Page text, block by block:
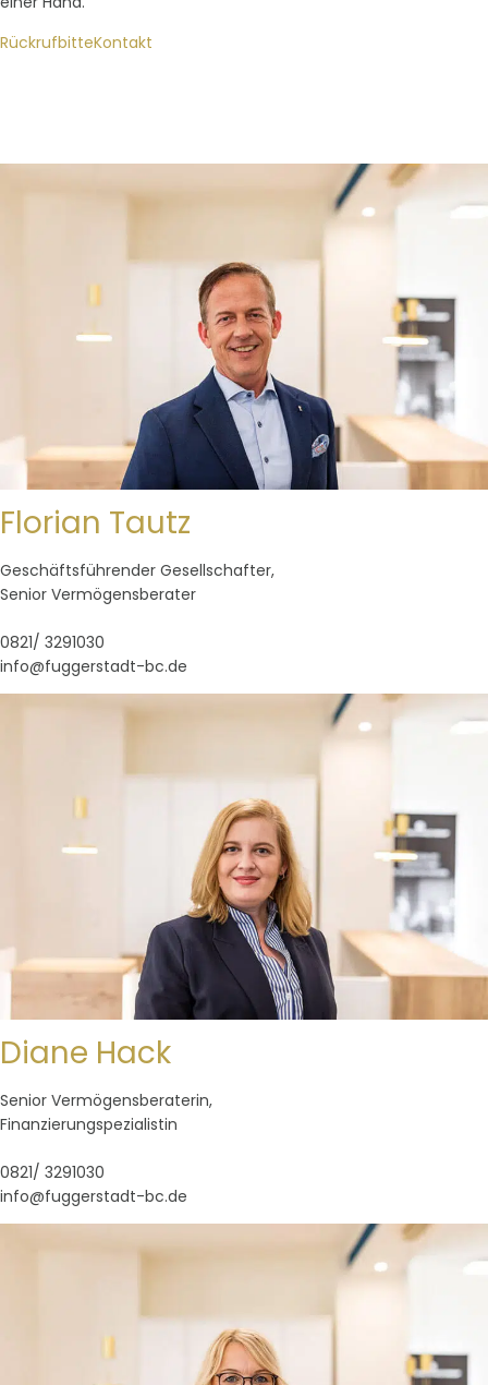
RückrufbitteKontakt
Florian Tautz
Geschäftsführender Gesellschafter,
Senior Vermögensberater
0821/ 3291030
info@fuggerstadt-bc.de
Diane Hack
Senior Vermögensberaterin,
Finanzierungspezialistin
0821/ 3291030
info@fuggerstadt-bc.de